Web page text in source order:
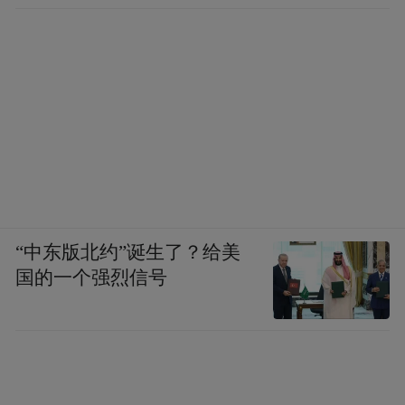
“中东版北约”诞生了？给美
国的一个强烈信号